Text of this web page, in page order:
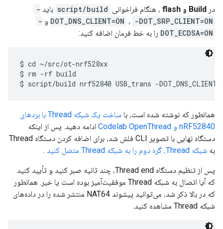
در Build و flash ، هنگام فراخوانی script/build باید -
DOT_DNS_CLIENT=ON ، -DOT_SRP_CLIENT=ON و -
DOT_ECDSA=ON را به خط فرمان اضافه کنید:
$ cd ~/src/ot-nrf528xx
$ rm -rf build
همانطور که نوشته شده است، با
ساخت یک شبکه Thread با بردهای
nRF52840 و Codelab OpenThread
ادامه دهید. پس از اینکه
دستگاه نهایی با تصویر CLI فلش شد، برای اضافه کردن دستگاه Thread
به شبکه Thread، گره دوم را به شبکه Thread متصل کنید .
پس از تنظیم دستگاه Thread end، چند ثانیه صبر کنید و تأیید کنید
که آیا اتصال به شبکه Thread موفقیت‌آمیز بوده است یا خیر. همانطور
که در بالا ذکر شد، می‌توانید پیشوند NAT64 منتشر شده را در داده‌های
شبکه Thread مشاهده کنید.